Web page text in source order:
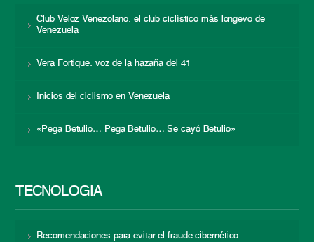
Club Veloz Venezolano: el club ciclístico más longevo de
Venezuela
Vera Fortique: voz de la hazaña del 41
Inicios del ciclismo en Venezuela
«Pega Betulio… Pega Betulio… Se cayó Betulio»
TECNOLOGÍA
Recomendaciones para evitar el fraude cibernético